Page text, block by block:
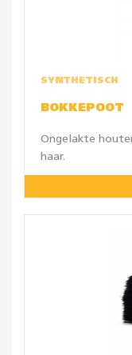
SYNTHETISCH
BOKKEPOOT
Ongelakte
haar.